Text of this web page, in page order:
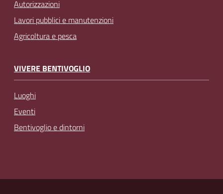
Autorizzazioni
Lavori pubblici e manutenzioni
Agricoltura e pesca
VIVERE BENTIVOGLIO
Luoghi
Eventi
Bentivoglio e dintorni